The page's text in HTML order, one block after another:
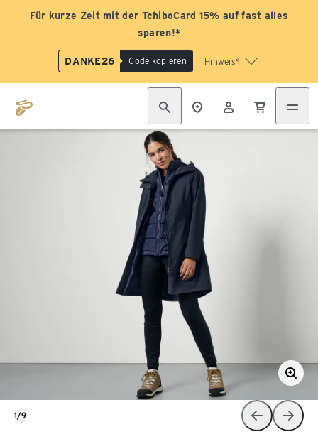
Für kurze Zeit mit der TchiboCard 15% auf fast alles
sparen!*
DANKE26 Code kopieren Hinweis*
1/9